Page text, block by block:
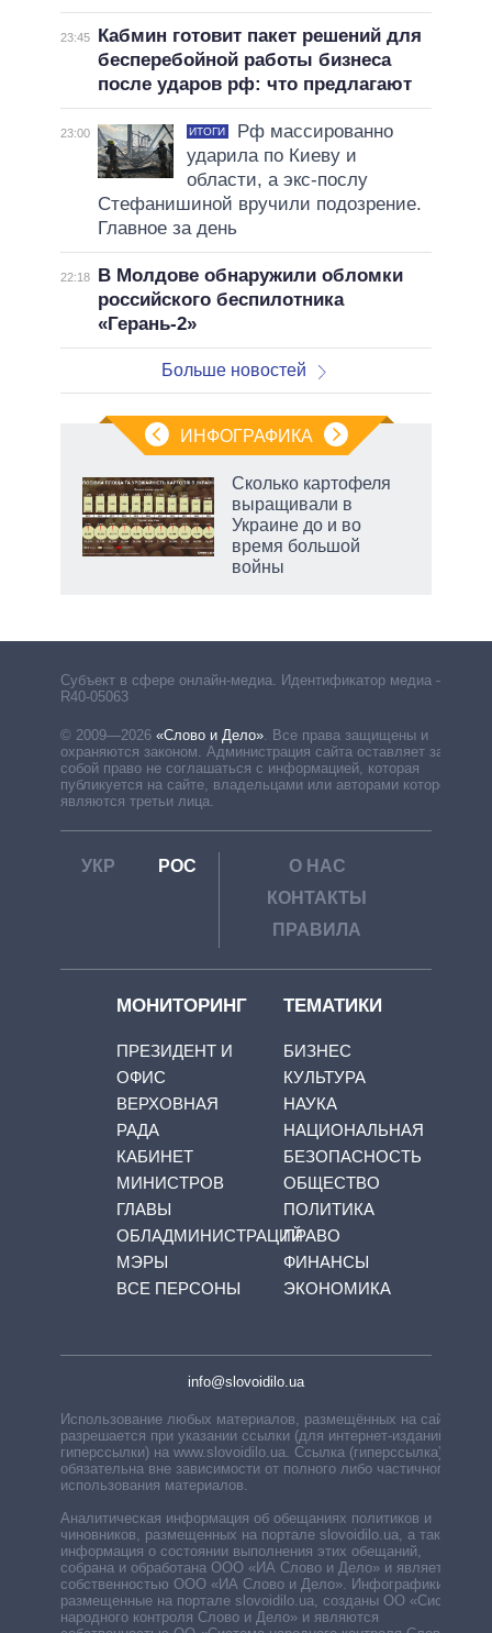
23:45
Кабмин готовит пакет решений для
бесперебойной работы бизнеса
после ударов рф: что предлагают
23:00 ИТОГИ
Рф массированно
ударила по Киеву и
области, а экс-послу
Стефанишиной вручили подозрение.
Главное за день
22:18
В Молдове обнаружили обломки
российского беспилотника
«Герань-2»
Больше новостей
ИНФОГРАФИКА
Сколько картофеля
выращивали в
Украине до и во
время большой
войны
Субъект в сфере онлайн-медиа. Идентификатор медиа –
R40-05063
© 2009—2026 «Слово и Дело» Все права защищены и
охраняются законом. Администрация сайта оставляет за
собой право не соглашаться с информацией, которая
публикуется на сайте, владельцами или авторами которой
являются третьи лица.
УКР РОС
О НАС
КОНТАКТЫ
ПРАВИЛА
МОНИТОРИНГ
ПРЕЗИДЕНТ И
ОФИС
ВЕРХОВНАЯ
РАДА
КАБИНЕТ
МИНИСТРОВ
ГЛАВЫ
ОБЛАДМИНИСТРАЦИЙ
МЭРЫ
ВСЕ ПЕРСОНЫ
ТЕМАТИКИ
БИЗНЕС
КУЛЬТУРА
НАУКА
НАЦИОНАЛЬНАЯ
БЕЗОПАСНОСТЬ
ОБЩЕСТВО
ПОЛИТИКА
ПРАВО
ФИНАНСЫ
ЭКОНОМИКА
info@slovoidilo.ua
Использование любых материалов, размещённых на сайте,
разрешается при указании ссылки (для интернет-изданий —
гиперссылки) на www.slovoidilo.ua. Ссылка (гиперссылка)
обязательна вне зависимости от полного либо частичного
использования материалов.
Аналитическая информация об обещаниях политиков и
чиновников, размещенных на портале slovoidilo.ua, а также
информация о состоянии выполнения этих обещаний,
собрана и обработана ООО «ИА Слово и Дело» и является
собственностью ООО «ИА Слово и Дело». Инфографики,
размещенные на портале slovoidilo.ua, созданы ОО «Система
народного контроля Слово и Дело» и являются